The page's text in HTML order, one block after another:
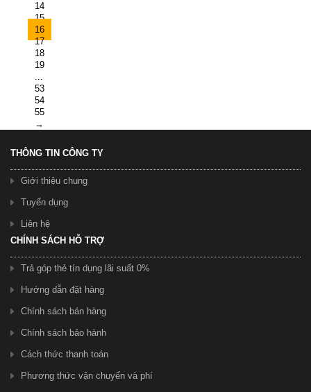
14
15
16
17
18
19
...
53
54
55
→
THÔNG TIN CÔNG TY
Giới thiệu chung
Tuyển dụng
Liên hệ
CHÍNH SÁCH HỖ TRỢ
Trả góp thẻ tín dụng lãi suất 0%
Hướng dẫn đặt hàng
Chính sách bán hàng
Chính sách bảo hành
Cách thức thanh toán
Phương thức vận chuyển và phí